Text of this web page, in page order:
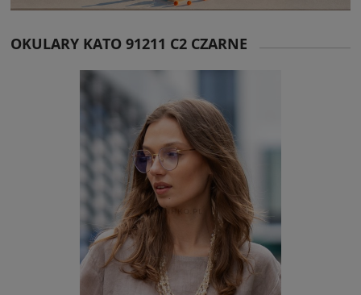
OKULARY KATO 91211 C2 CZARNE